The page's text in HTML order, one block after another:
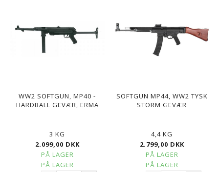
WW2 SOFTGUN, MP40 -
HARDBALL GEVÆR, ERMA
3 KG
2.099,00 DKK
PÅ LAGER
PÅ LAGER
SOFTGUN MP44, WW2 TYSK
STORM GEVÆR
4,4 KG
2.799,00 DKK
PÅ LAGER
PÅ LAGER